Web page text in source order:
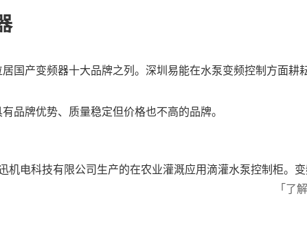
产变频器十大品牌之列。深圳易能在水泵变频控制方面耕
品牌优势、质量稳定但价格也不高的品牌。
机电科技有限公司生产的在农业灌溉应用滴灌水泵控制柜。变
「了